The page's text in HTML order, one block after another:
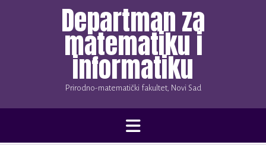
Departman za
matematiku i
informatiku
Prirodno-matematički fakultet, Novi Sad